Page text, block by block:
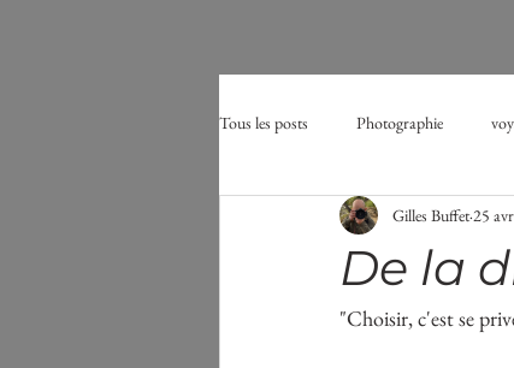
Tous les posts Photographie
oiseau aigrette
midges
De la
Gilles Buffet 25
"Choisir, c'est se